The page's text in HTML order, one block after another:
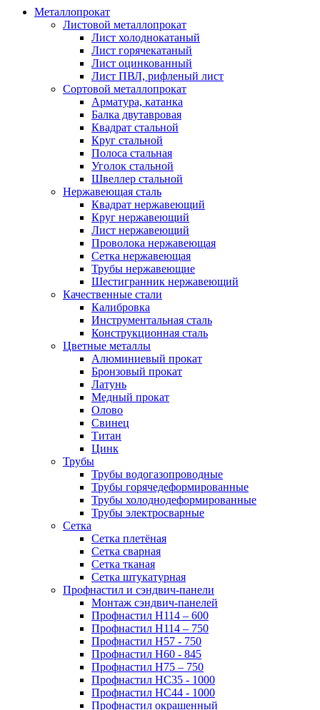
Металлопрокат
Листовой металлопрокат
Лист холоднокатаный
Лист горячекатаный
Лист оцинкованный
Лист ПВЛ, рифленый лист
Сортовой металлопрокат
Арматура, катанка
Балка двутавровая
Квадрат стальной
Круг стальной
Полоса стальная
Уголок стальной
Швеллер стальной
Нержавеющая сталь
Квадрат нержавеющий
Круг нержавеющий
Лист нержавеющий
Проволока нержавеющая
Сетка нержавеющая
Трубы нержавеющие
Шестигранник нержавеющий
Качественные стали
Калибровка
Инструментальная сталь
Конструкционная сталь
Цветные металлы
Алюминиевый прокат
Бронзовый прокат
Латунь
Медный прокат
Олово
Свинец
Титан
Цинк
Трубы
Трубы водогазопроводные
Трубы горячедеформированные
Трубы холоднодеформированные
Трубы электросварные
Сетка
Сетка плетёная
Сетка сварная
Сетка тканая
Сетка штукатурная
Профнастил и сэндвич-панели
Монтаж сэндвич-панелей
Профнастил Н114 – 600
Профнастил Н114 – 750
Профнастил Н57 - 750
Профнастил Н60 - 845
Профнастил Н75 – 750
Профнастил НС35 - 1000
Профнастил НС44 - 1000
Профнастил окрашенный